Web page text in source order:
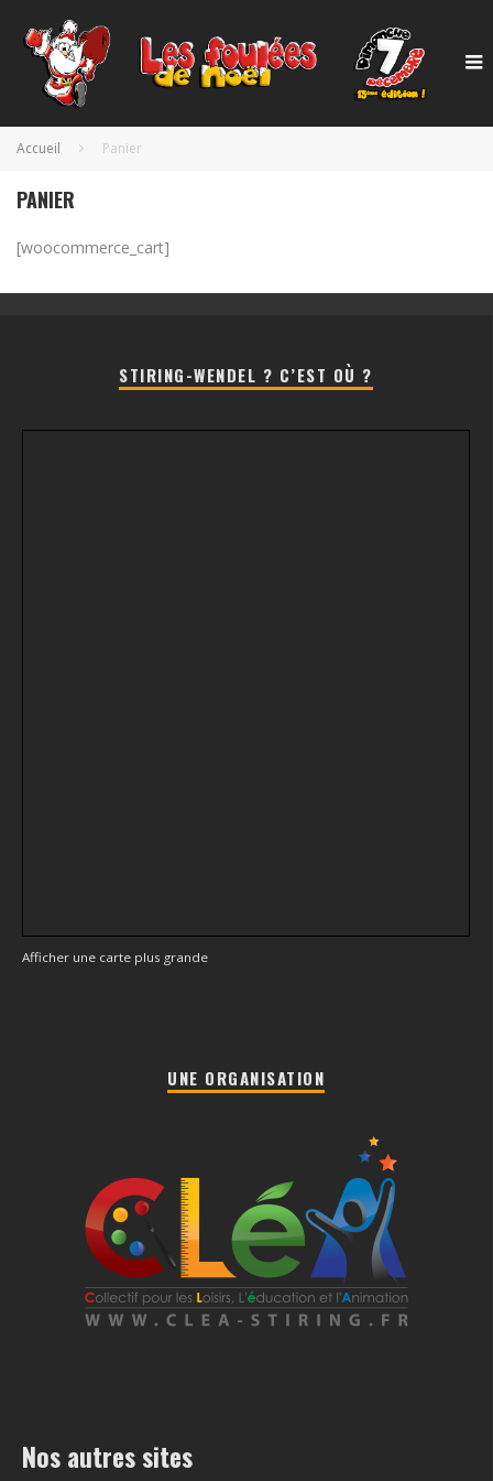
Accueil Panier
PANIER
[woocommerce_cart]
STIRING-WENDEL ? C’EST OÙ ?
Afficher une carte plus grande
UNE ORGANISATION
Nos autres sites